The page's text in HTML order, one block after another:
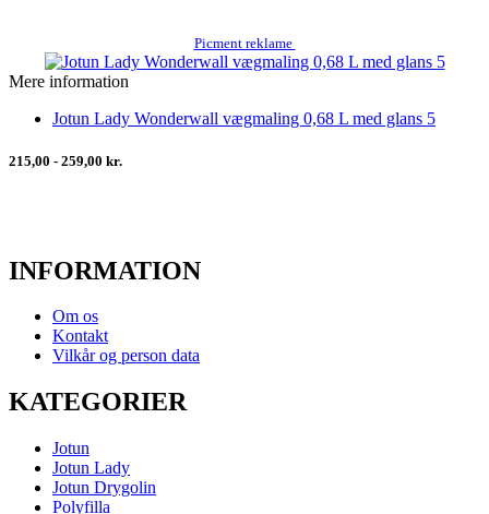
Picment reklame
Mere information
Jotun Lady Wonderwall vægmaling 0,68 L med glans 5
215,00 - 259,00 kr.
INFORMATION
Om os
Kontakt
Vilkår og person data
KATEGORIER
Jotun
Jotun Lady
Jotun Drygolin
Polyfilla